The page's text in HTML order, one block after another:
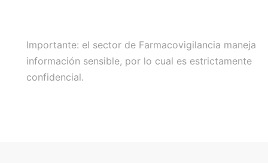
Importante: el sector de Farmacovigilancia maneja
información sensible, por lo cual es estrictamente
confidencial.